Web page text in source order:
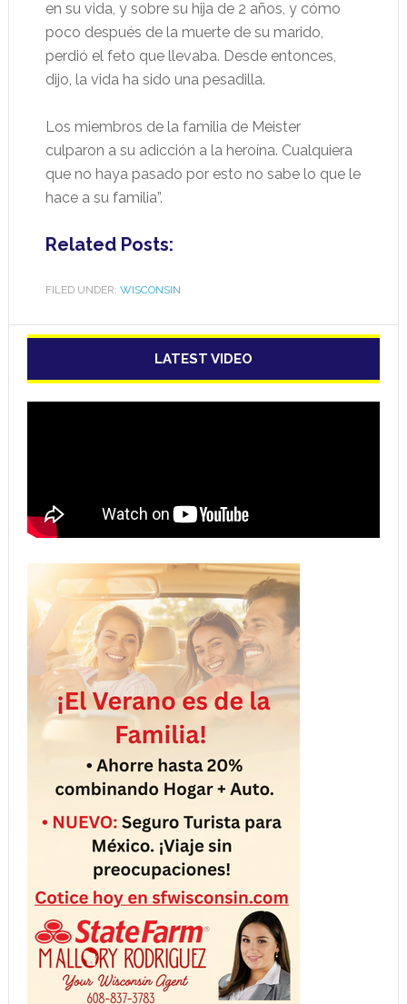
en su vida, y sobre su hija de 2 años, y cómo
poco después de la muerte de su marido,
perdió el feto que llevaba. Desde entonces,
dijo, la vida ha sido una pesadilla.
Los miembros de la familia de Meister
culparon a su adicción a la heroína. Cualquiera
que no haya pasado por esto no sabe lo que le
hace a su familia”.
Related Posts:
FILED UNDER: WISCONSIN
LATEST VIDEO